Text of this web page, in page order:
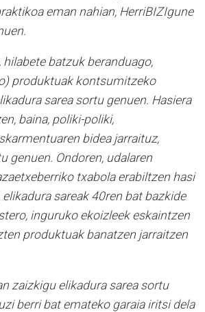
eman nahian, HerriBIZIgune
batzuk beranduago,
produktuak kontsumitzeko
sarea sortu genuen. Hasiera
baina, poliki-poliki,
bidea jarraituz,
genuen. Ondoren, udalaren
txabola erabiltzen hasi
elikadura sareak 40ren bat bazkide
inguruko ekoizleek eskaintzen
produktuak banatzen jarraitzen
zaizkigu elikadura sarea sortu
berri bat emateko garaia iritsi dela